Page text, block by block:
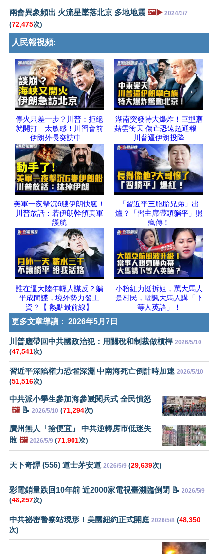
兩會異象頻出 火流星墜落北京 多地地震 🖼️▶️ 2024/3/7
(72,475次)
人民報視頻:
停火只差一步？川普：拒絕
就開打｜太敏感！川習會前
伊朗外長突訪中｜
湖南突發特大爆炸！巨型蘑
菇雲衝天 傷亡恐遠超通報｜
川普逼伊朗投降
美軍一夜擊沉6艘伊朗快艇！
川普放話：若伊朗幹預美軍
護航
「習近平三胞胎兄弟」出
爐？「習主席帶頭躺平」照
瘋傳！
誰在逼大陸年輕人謀反？躺
平成間諜，境外勢力發工
資？【 熱點最前線】
小粉紅力挺拆姐，罵大馬人
是村民，嘲諷大馬人講「下
等人英語」！
更多文章導讀： 2026年5月7日
川普應帶回中共國政治犯：用關稅和制裁做槓桿 2026/5/10
(47,541次)
習近平深陷權力恐懼深淵 中南海死亡倒計時加速 2026/5/10
(51,516次)
中共派小學生參加海參崴閱兵式 全民憤怒
🖼️📝 2026/5/10 (71,294次)
廣州無人「撿便宜」 中共逆轉房市低迷失
敗 🖼️ 2026/5/9 (71,901次)
天下奇譚 (556) 道士茅安道 2026/5/9 (29,639次)
彩電銷量跌回10年前 近2000家電視臺瀕臨倒閉 📝 2026/5/9
(48,257次)
中共祕密警察站現形！美國紐約正式開庭 2026/5/8 (48,350
次)